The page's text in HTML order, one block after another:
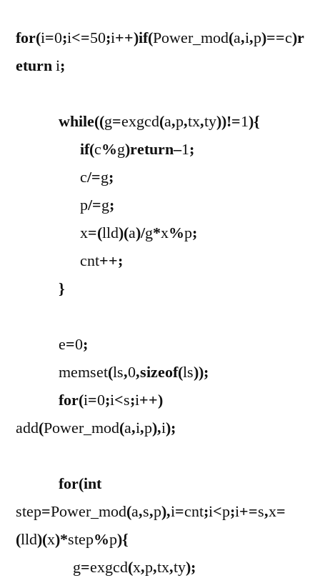
for(i=0;i<=50;i++)if(Power_mod(a,i,p)==c)r
eturni;
while((g=exgcd(a,p,tx,ty))!=1){
if(c%g)return–1;
c/=g;
p/=g;
x=(lld)(a)/g*x%p;
cnt++;
}
e=0;
memset(ls,0,sizeof(ls));
for(i=0;i<s;i++)
add(Power_mod(a,i,p),i);
for(int
step=Power_mod(a,s,p),i=cnt;i<p;i+=s,x=
(lld)(x)*step%p){
g=exgcd(x,p,tx,ty);